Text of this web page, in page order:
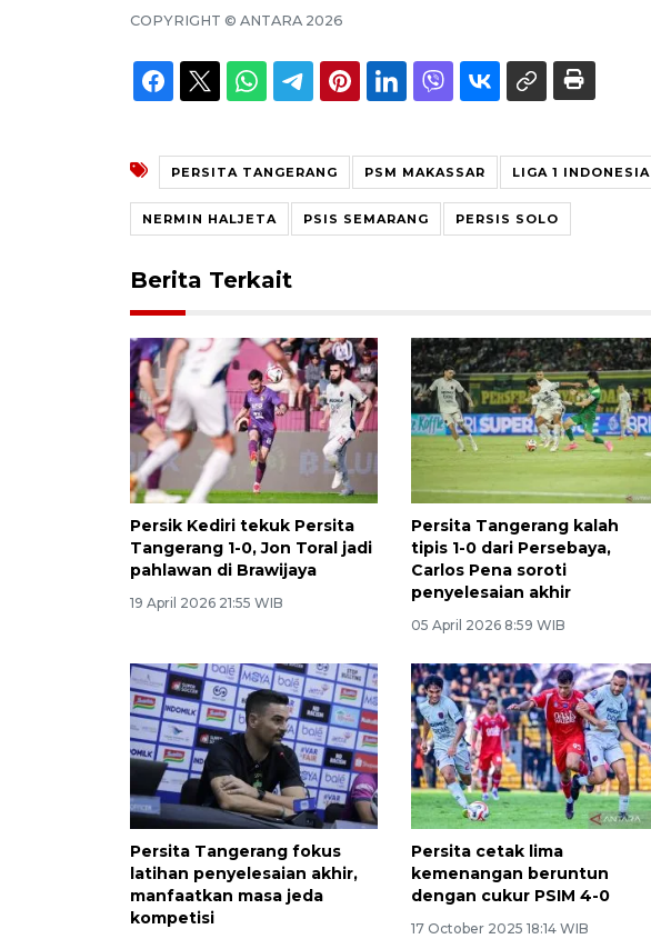
COPYRIGHT © ANTARA 2026
PERSITA TANGERANG PSM MAKASSAR LIGA 1 INDONESIA
NERMIN HALJETA PSIS SEMARANG PERSIS SOLO
Berita Terkait
Persik Kediri tekuk Persita
Tangerang 1-0, Jon Toral jadi
pahlawan di Brawijaya
19 April 2026 21:55 WIB
Persita Tangerang kalah
tipis 1-0 dari Persebaya,
Carlos Pena soroti
penyelesaian akhir
05 April 2026 8:59 WIB
Persita Tangerang fokus
latihan penyelesaian akhir,
manfaatkan masa jeda
kompetisi
Persita cetak lima
kemenangan beruntun
dengan cukur PSIM 4-0
17 October 2025 18:14 WIB